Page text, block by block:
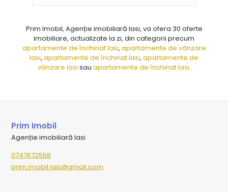
Prim Imobil, Agenție imobiliară Iasi, va ofera 30 oferte
imobiliare, actualizate la zi, din categorii precum
apartamente de închiriat Iasi, apartamente de vânzare
Iasi, apartamente de închiriat Iasi, apartamente de
vânzare Iasi sau apartamente de închiriat Iasi.
Prim Imobil
Agenție imobiliară Iasi
0747672558
prim.imobil.iasi@gmail.com